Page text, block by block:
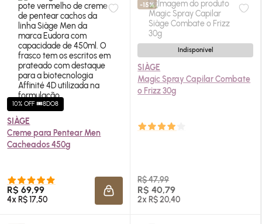
10% OFF 🎟️8DO8
SIÀGE
Creme para Pentear Men
Cacheados 450g
R$ 69,99
4x R$ 17,50 ADICIONAR À SACOLA
-15%
Indisponível
SIÀGE
Magic Spray Capilar Combate
o Frizz 30g
R$ 47,99
R$ 40,79
2x R$ 20,40